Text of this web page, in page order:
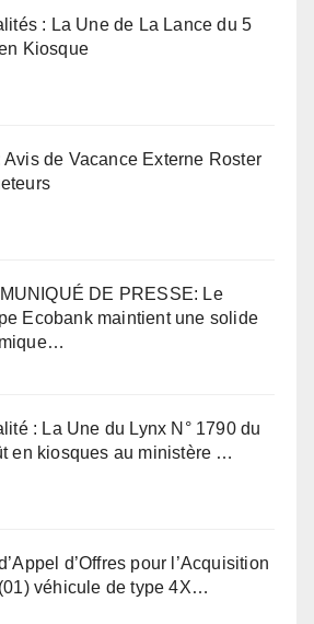
: La Une de La Lance du 5
Kiosque
Avis de Vacance Externe Roster
DE PRESSE: Le
Ecobank maintient une solide
: La Une du Lynx N° 1790 du
en kiosques au ministère …
d’Offres pour l’Acquisition
véhicule de type 4X…